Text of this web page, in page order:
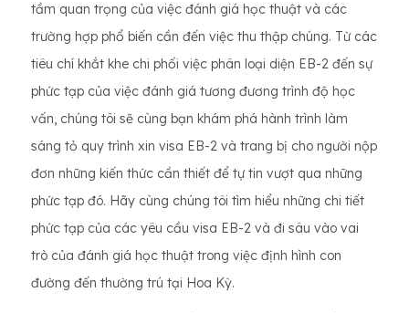
tầm quan trọng của việc đánh giá học thuật và các
trường hợp phổ biến cần đến việc thu thập chúng. Từ các
tiêu chí khắt khe chi phối việc phân loại diện EB-2 đến sự
phức tạp của việc đánh giá tương đương trình độ học
vấn, chúng tôi sẽ cùng bạn khám phá hành trình làm
sáng tỏ quy trình xin visa EB-2 và trang bị cho người nộp
đơn những kiến ​​thức cần thiết để tự tin vượt qua những
phức tạp đó. Hãy cùng chúng tôi tìm hiểu những chi tiết
phức tạp của các yêu cầu visa EB-2 và đi sâu vào vai
trò của đánh giá học thuật trong việc định hình con
đường đến thường trú tại Hoa Kỳ.